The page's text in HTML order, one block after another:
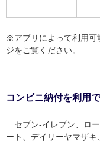
※アプリによって利用可
ジをご覧ください。
コンビニ納付を利用
セブン-イレブン、ロ
ート、デイリーヤマザキ